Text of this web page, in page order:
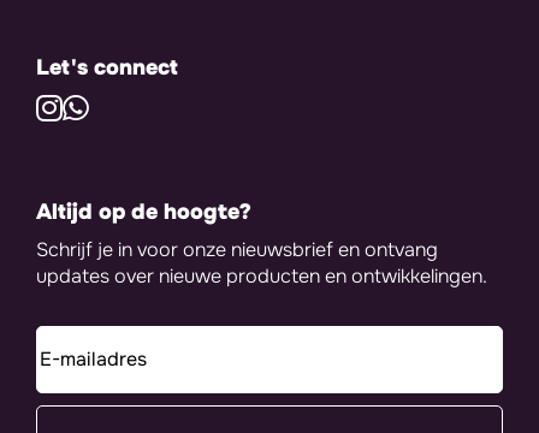
Let's connect
Altijd op de hoogte?
Schrijf je in voor onze nieuwsbrief en ontvang
updates over nieuwe producten en ontwikkelingen.